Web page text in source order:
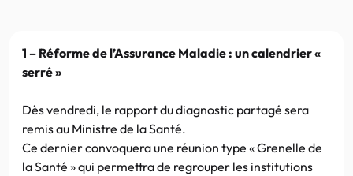
1 – Réforme de l’Assurance Maladie : un calendrier «
serré »
Dès vendredi, le rapport du diagnostic partagé sera
remis au Ministre de la Santé.
Ce dernier convoquera une réunion type « Grenelle de
la Santé » qui permettra de regrouper les institutions